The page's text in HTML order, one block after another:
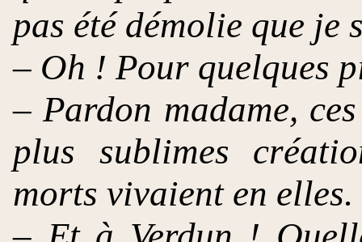
pas été démolie que je
– Oh ! Pour quelques
– Pardon madame,
plus sublimes
morts vivaient en elles.